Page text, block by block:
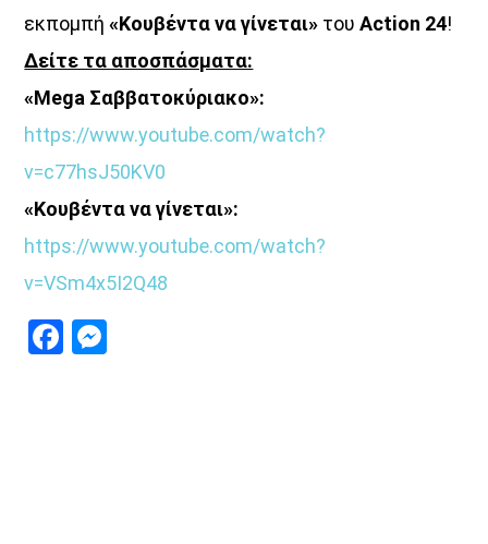
07:00
08:30
«Στο βάθος κήπος»
Σημεία & Τέρατα
12:00
14:00
εκπομπή«Κουβέντα να γίνεται» τουAction 24!
Δείτε τα αποσπάσματα:
«Mega Σαββατοκύριακο»:
https://www.youtube.com/watch?
v=c77hsJ50KV0
«Κουβέντα να γίνεται»:
https://www.youtube.com/watch?
v=VSm4x5I2Q48
Facebook